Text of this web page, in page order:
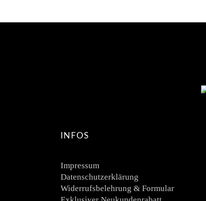
INFOS
Impressum
Datenschutzerklärung
Widerrufsbelehrung & Formular